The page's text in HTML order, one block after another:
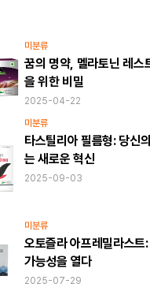
미분류
꿈의 명약, 멜라토닌 레스
을 위한 비밀
2025-04-22
미분류
타스틸리아 필름형: 당신
는 새로운 혁신
2025-09-03
미분류
오토즐라 아프레밀라스트
가능성을 열다
2025-07-29